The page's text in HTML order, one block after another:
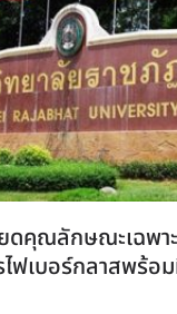
ดคุณลักษณะเฉพา
ไฟเบอร์กลาสพร้อ